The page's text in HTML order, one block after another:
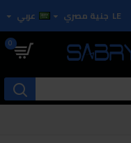
LE جنية مصري عربي
0